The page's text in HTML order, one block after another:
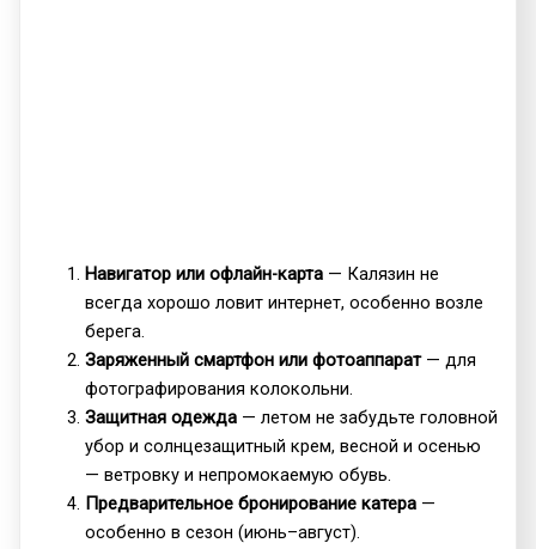
Навигатор или офлайн-карта — Калязин не
всегда хорошо ловит интернет, особенно возле
берега.
Заряженный смартфон или фотоаппарат— для
фотографирования колокольни.
Защитная одежда — летом не забудьте головной
убор и солнцезащитный крем, весной и осенью
— ветровку и непромокаемую обувь.
Предварительное бронирование катера —
особенно в сезон (июнь–август).